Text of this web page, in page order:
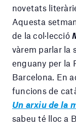
novetats
Aquesta
de la col·lecció
vàrem parlar la
enguany per la
Barcelona. En
funcions de
Un arxiu de la
sabeu té lloc a